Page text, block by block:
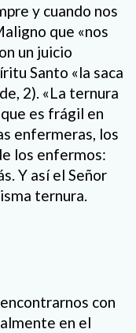
y cuando nos
que «nos
un juicio
Santo «la saca
2). «La ternura
es frágil en
enfermeras, los
los enfermos:
Y así el Señor
ternura.
con
en el